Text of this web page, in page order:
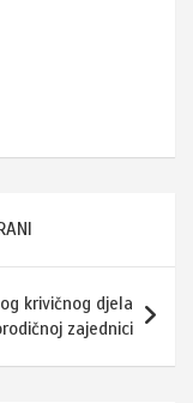
krivičnog djela
zajednici